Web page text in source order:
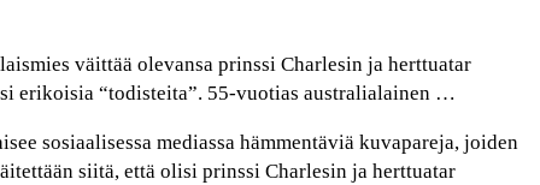
väittää olevansa prinssi Charlesin ja herttuatar
erikoisia “todisteita”. 55-vuotias australialainen …
sosiaalisessa mediassa hämmentäviä kuvapareja, joiden
siitä, että olisi prinssi Charlesin ja herttuatar